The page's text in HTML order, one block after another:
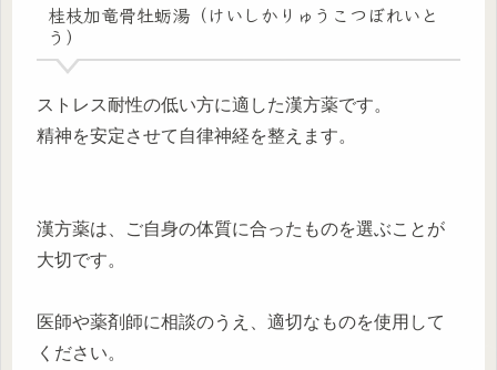
桂枝加竜骨牡蛎湯（けいしかりゅうこつぼれいと
う）
ストレス耐性の低い方に適した漢方薬です。
精神を安定させて自律神経を整えます。
漢方薬は、ご自身の体質に合ったものを選ぶことが
大切です。
医師や薬剤師に相談のうえ、適切なものを使用して
ください。